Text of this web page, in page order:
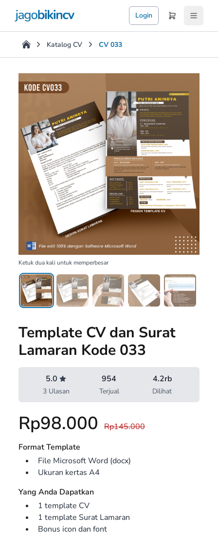
Login
Katalog CV CV 033
Ketuk dua kali untuk memperbesar
Template CV dan Surat
Lamaran Kode 033
5.0
3 Ulasan
954
Terjual
4.2rb
Dilihat
Rp98.000
Rp145.000
Format Template
File Microsoft Word (docx)
Ukuran kertas A4
Yang Anda Dapatkan
1 template CV
1 template Surat Lamaran
Bonus icon dan font